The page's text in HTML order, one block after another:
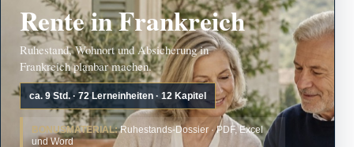
Rente in Frankreich
Ruhestand, Wohnort und Absicherung in
Frankreich planbar machen.
ca. 9 Std. · 72 Lerneinheiten · 12 Kapitel
BONUSMATERIAL:Ruhestands-Dossier · PDF, Excel
und Word